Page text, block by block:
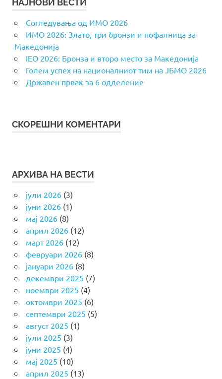
НАЈНОВИ ВЕСТИ
Согледувања од ИМО 2026
ИМО 2026: Злато, три бронзи и пофалница за
Македонија
IEO 2026: Бронза и второ место за Македонија
Голем успех на националниот тим на ЈБМО 2026
Државен првак за 6 одделение
СКОРЕШНИ КОМЕНТАРИ
АРХИВА НА ВЕСТИ
јули 2026(3)
јуни 2026(1)
мај 2026(8)
април 2026(12)
март 2026(12)
февруари 2026(8)
јануари 2026(8)
декември 2025 (7)
ноември 2025 (4)
октомври 2025 (6)
септември 2025 (5)
август 2025 (1)
јули 2025 (3)
јуни 2025 (4)
мај 2025 (10)
април 2025 (13)